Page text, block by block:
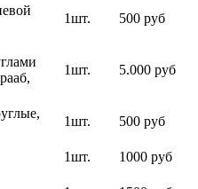
1шт.
500 руб
1шт. 5.000 руб
1шт.
500 руб
1шт.
1000 руб